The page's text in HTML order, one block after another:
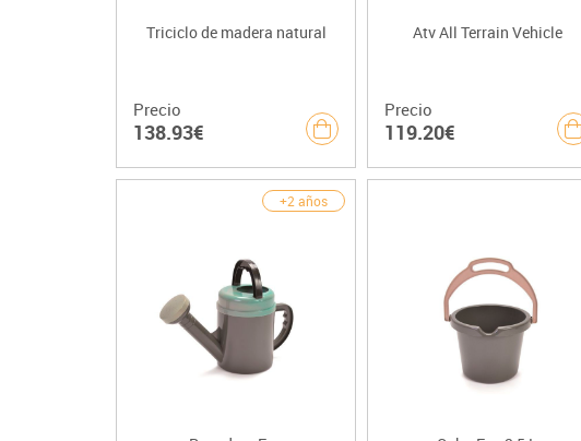
Triciclo de madera natural
Precio
138.93€
Atv All Terrain Vehicle
Precio
119.20€
+2 años